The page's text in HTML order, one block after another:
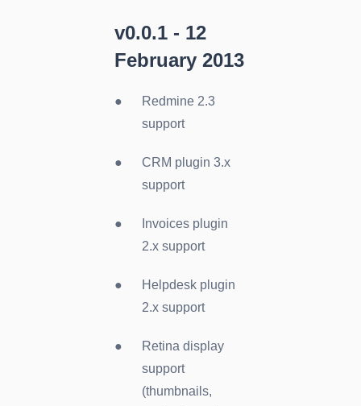
v0.0.1 - 12
February 2013
Redmine 2.3
support
CRM plugin 3.x
support
Invoices plugin
2.x support
Helpdesk plugin
2.x support
Retina display
support
(thumbnails,